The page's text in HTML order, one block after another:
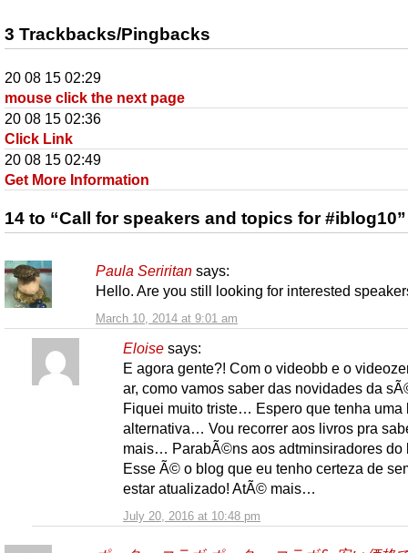
3 Trackbacks/Pingbacks
20 08 15 02:29
mouse click the next page
20 08 15 02:36
Click Link
20 08 15 02:49
Get More Information
14 to “Call for speakers and topics for #iblog10”
Paula Seriritan says:
March 10, 2014 at 9:01 am
Hello. Are you still looking for interested
Eloise says:
July 20, 2016 at 10:48 pm
E agora gente?! Com o videobb e o
ar, como vamos saber das novidades da
Fiquei muito triste… Espero que tenha uma
alternativa… Vou recorrer aos livros pra
mais… ParabÃ©ns aos adtminsiradores do
Esse Ã© o blog que eu tenho certeza de
estar atualizado! AtÃ© mais…